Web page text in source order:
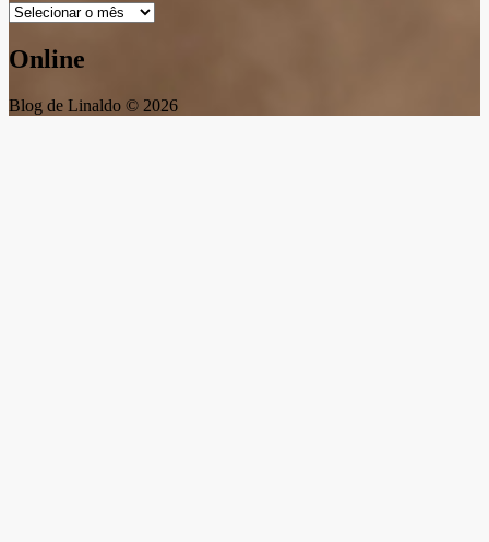
Arquivos
Online
Blog de Linaldo © 2026